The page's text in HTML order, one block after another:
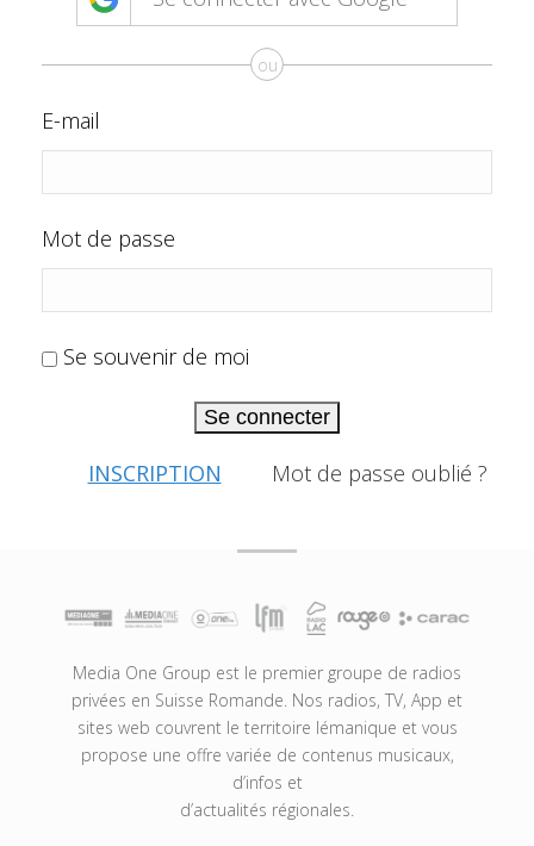
ou
E-mail
Mot de passe
Se souvenir de moi
Se connecter
INSCRIPTION Mot de passe oublié ?
Media One Group est le premier groupe de radios
privées en Suisse Romande. Nos radios, TV, App et
sites web couvrent le territoire lémanique et vous
propose une offre variée de contenus musicaux,
d’infos et
d’actualités régionales.